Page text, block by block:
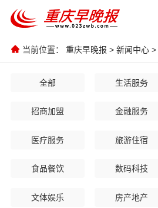
当前位置： 重庆早晚报 > 新闻中心 >
全部 生活服务
招商加盟 金融服务
医疗服务 旅游住宿
食品餐饮 数码科技
文体娱乐 房产地产